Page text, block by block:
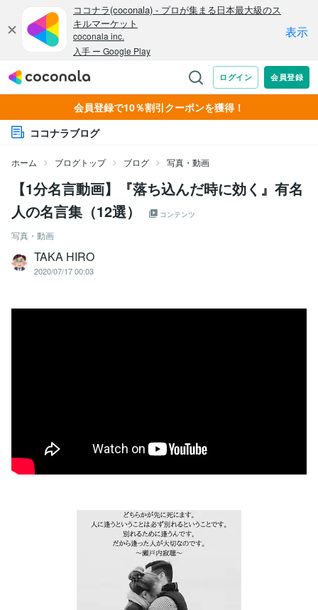
会員登録で10％割引クーポンを獲得！
ココナラブログ
ホーム ブログトップ ブログ 写真・動画
【1分名言動画】『落ち込んだ時に効く』有名
人の名言集（12選）
コンテンツ
写真・動画
TAKA HIRO
2020/07/17 00:03